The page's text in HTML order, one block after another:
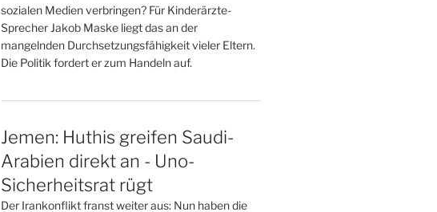
sozialen Medien verbringen? Für Kinderärzte-
Sprecher Jakob Maske liegt das an der
mangelnden Durchsetzungsfähigkeit vieler Eltern.
Die Politik fordert er zum Handeln auf.
Jemen: Huthis greifen Saudi-
Arabien direkt an - Uno-
Sicherheitsrat rügt
Der Irankonflikt franst weiter aus: Nun haben die